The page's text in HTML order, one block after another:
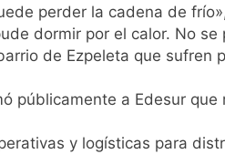
full LED en Florencio Varela
se despide del AMBA: cuándo
perder la cadena de
dormir por el calor. No se
de Ezpeleta que
públicamente a Edesur
y logísticas para